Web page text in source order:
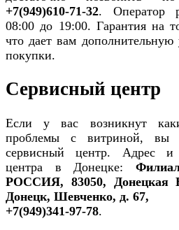
+7(949)610-71-32. Оператор
08:00 до 19:00. Гарантия на
что дает вам дополнительную
покупки.
Сервисный центр
Если у вас возникнут
проблемы с витриной, вы
сервисный центр. Адрес и
центра в Донецке:
РОССИЯ, 83050, Донецкая
Донецк, Шевченко, д. 67,
+7(949)341-97-78.